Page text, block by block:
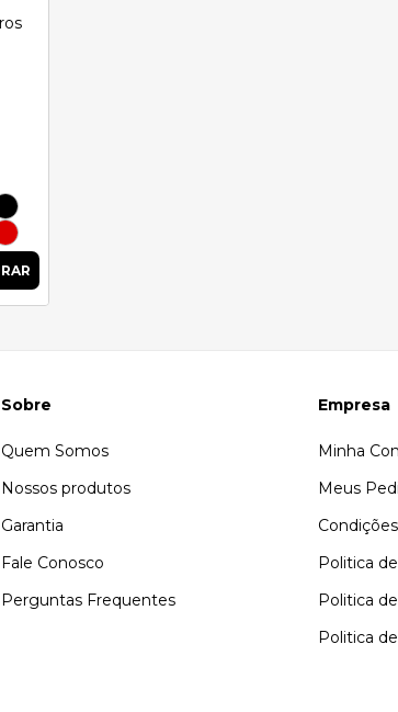
Sobre
Quem Somos
Nossos produtos
Garantia
Fale Conosco
Perguntas Frequentes
Empresa
Minha
Meus
Politica
Politica
Politica